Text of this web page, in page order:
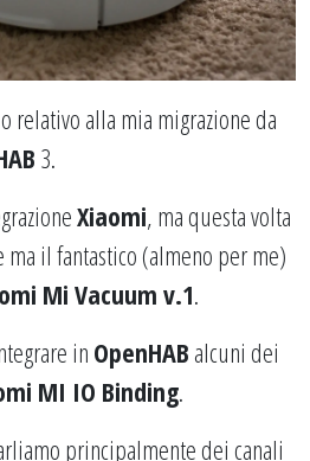
relativo alla mia migrazione da
3.
Xiaomi, ma questa volta
il fantastico (almeno per me)
Mi Vacuum v.1.
in OpenHAB alcuni dei
MI IO Binding.
principalmente dei canali